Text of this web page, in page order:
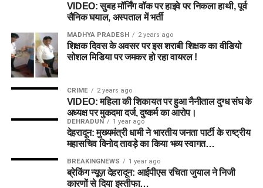
VIDEO: सुबह मॉर्निंग वॉक पर हाइवे पर निकला हाथी, पूर्व
सैनिक घयाल, अस्पताल में भर्ती
MADHYA PRADESH 2 years ago
शिक्षक दिवस के अवसर पर इस शराबी शिक्षक का वीडियो
सोशल मिडिया पर जमकर हो रहा वायरल !
CRIME 2 years ago
VIDEO: महिला की शिकायत पर हुआ नैनीताल दुग्ध संघ के
अध्यक्ष पर मुकदमा दर्ज, दुष्कर्म का आरोप।
DEHRADUN 1 year ago
देहरादून: मुख्यमंत्री धामी ने भारतीय जनता पार्टी के राष्ट्रीय
महासचिव विनोद तावड़े का किया भव्य स्वागत…
BREAKINGNEWS 1 year ago
ब्रेकिंग न्यूज़ देहरादून: आईपीएस रचिता जुयाल ने निजी
कारणों से दिया इस्तीफा…